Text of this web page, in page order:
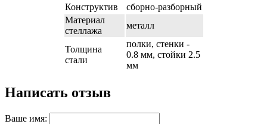
Конструктив
сборно-разборный
Материал
стеллажа
металл
Толщина
стали
полки, стенки -
0.8 мм, стойки 2.5
мм
Написать отзыв
Ваше имя: